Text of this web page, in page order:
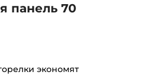
панель 70
экономят